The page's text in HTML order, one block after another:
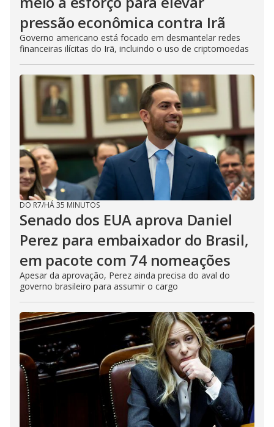
pressão econômica contra Irã
Governo americano está focado em desmantelar redes
financeiras ilícitas do Irã, incluindo o uso de criptomoedas
DO R7/HÁ 35 MINUTOS
Senado dos EUA aprova Daniel
Perez para embaixador do Brasil,
em pacote com 74 nomeações
Apesar da aprovação, Perez ainda precisa do aval do
governo brasileiro para assumir o cargo